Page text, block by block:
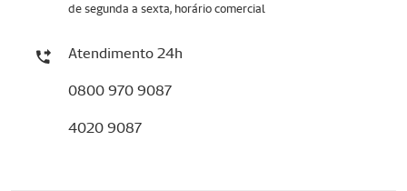
de segunda a sexta, horário comercial
Atendimento 24h
0800 970 9087
4020 9087